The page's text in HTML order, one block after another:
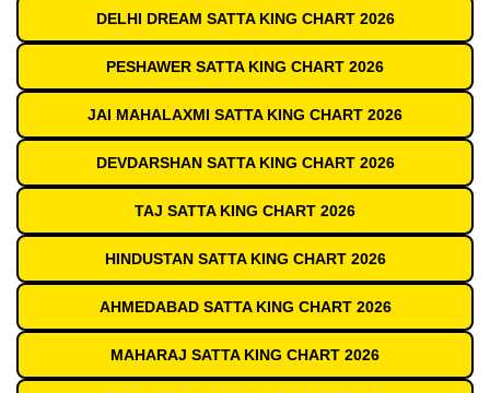
DELHI DREAM SATTA KING CHART 2026
PESHAWER SATTA KING CHART 2026
JAI MAHALAXMI SATTA KING CHART 2026
DEVDARSHAN SATTA KING CHART 2026
TAJ SATTA KING CHART 2026
HINDUSTAN SATTA KING CHART 2026
AHMEDABAD SATTA KING CHART 2026
MAHARAJ SATTA KING CHART 2026